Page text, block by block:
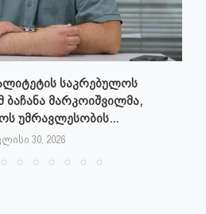
საკრებულოს
ბაჩანა მარკოიშვილმა,
უმრავლესობის...
30, 2026